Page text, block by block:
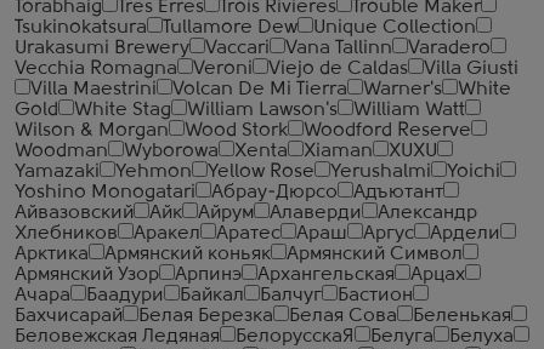
Torabhaig
Tres Erres Trois Rivieres
Trouble Maker
Tsukinokatsura
Tullamore Dew
Unique Collection
Urakasumi Brewery
Vaccari Vana Tallinn
Varadero
Vecchia Romagna
Veroni Viejo de Caldas
Villa Giusti
Villa Maestrini
Volcan De Mi Tierra Warner's
White
Gold
White Stag William Lawson's
William Watt
Wilson & Morgan
Wood Stork
Woodford Reserve
Woodman
Wyborowa Xenta Xiaman
XUXU
Yamazaki
Yehmon Yellow Rose Yerushalmi
Yoichi
Yoshino Monogatari
Абрау-Дюрсо
Адъютант
Айвазовский
Айк Айрум Алаверди
Александр
Хлебников
Аракел Аратес Араш Аргус
Ардели
Арктика
Армянский коньяк
Армянский Символ
Армянский Узор
Арпинэ Архангельская
Арцах
Ачара
Баадури Байкал Балчуг
Бастион
Бахчисарай
Белая Березка Белая Сова
Беленькая
Беловежская Ледяная
БелорусскаЯ Белуга
Белуха